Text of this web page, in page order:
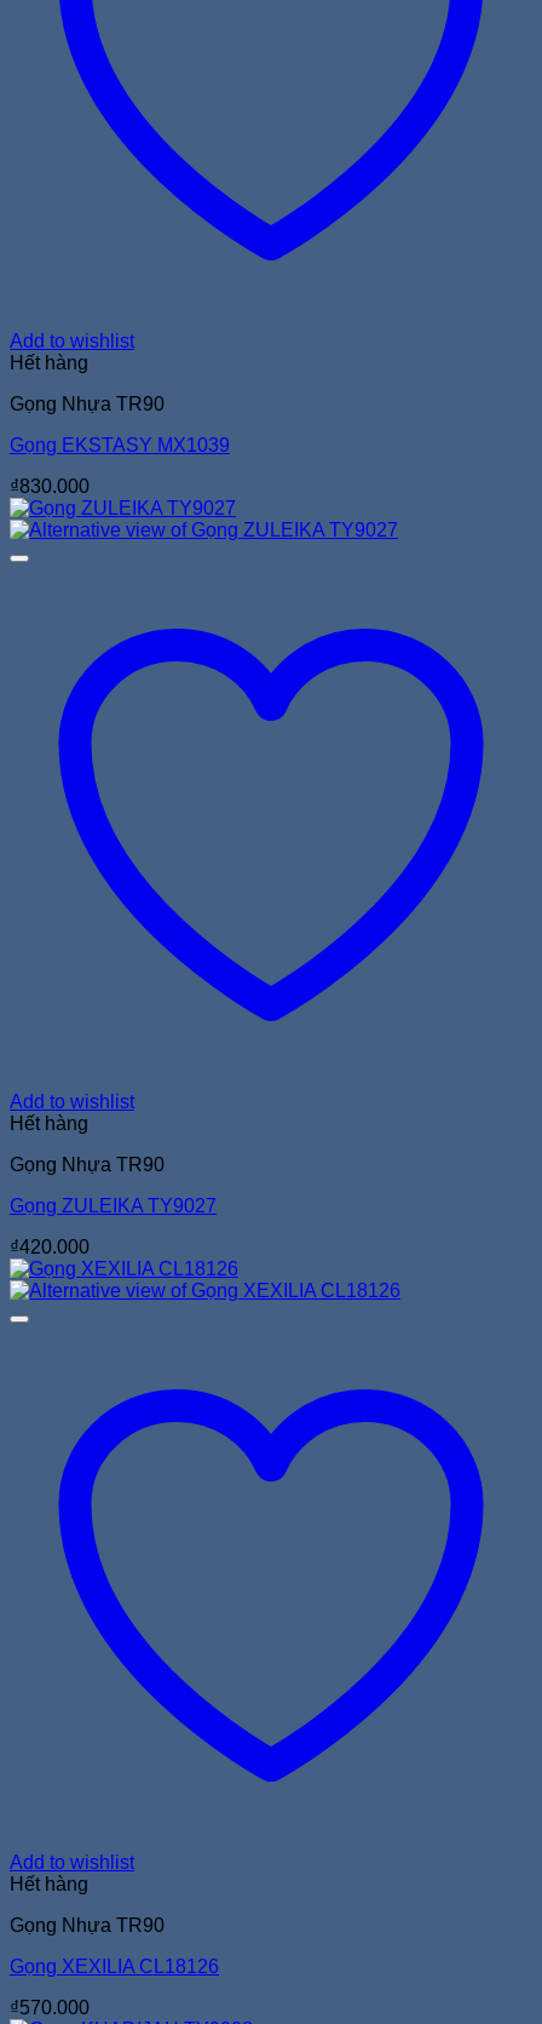
Add to wishlist
Hết hàng
Gọng Nhựa TR90
Gọng EKSTASY MX1039
₫830.000
Add to wishlist
Hết hàng
Gọng Nhựa TR90
Gọng ZULEIKA TY9027
₫420.000
Add to wishlist
Hết hàng
Gọng Nhựa TR90
Gọng XEXILIA CL18126
₫570.000